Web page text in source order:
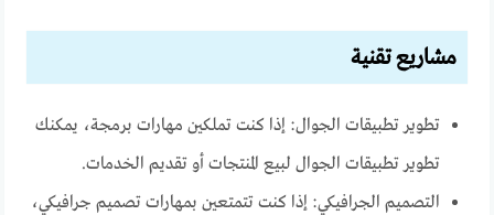
مشاريع تقنية
تطوير تطبيقات الجوال: إذا كنت تملكين مهارات برمجة، يمكنك
تطوير تطبيقات الجوال لبيع المنتجات أو تقديم الخدمات.
التصميم الجرافيكي: إذا كنت تتمتعين بمهارات تصميم جرافيكي،